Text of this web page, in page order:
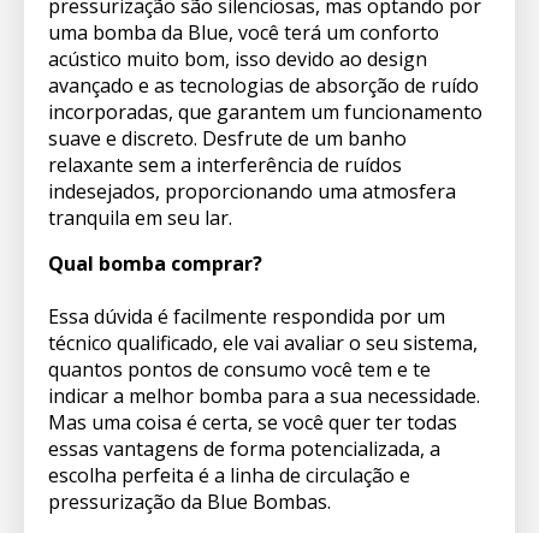
pressurização são silenciosas, mas optando por
uma bomba da Blue, você terá um conforto
acústico muito bom, isso devido ao design
avançado e as tecnologias de absorção de ruído
incorporadas, que garantem um funcionamento
suave e discreto. Desfrute de um banho
relaxante sem a interferência de ruídos
indesejados, proporcionando uma atmosfera
tranquila em seu lar.
Qual bomba comprar?
Essa dúvida é facilmente respondida por um
técnico qualificado, ele vai avaliar o seu sistema,
quantos pontos de consumo você tem e te
indicar a melhor bomba para a sua necessidade.
Mas uma coisa é certa, se você quer ter todas
essas vantagens de forma potencializada, a
escolha perfeita é a linha de circulação e
pressurização da Blue Bombas.